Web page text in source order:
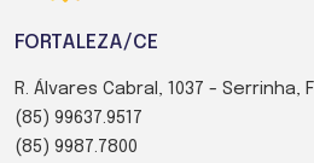
FORTALEZA/CE
R. Álvares Cabral, 1037 - Serrinha,
(85) 99637.9517
(85) 9987.7800